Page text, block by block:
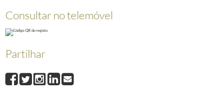
00005Decreto do Presidente da República n.º 28/2003, de 24 de abril,
00010
Declaração de retificação n.º 8/2003, relativa ao Acordo entre a
Consultar no telemóvel
Partilhar